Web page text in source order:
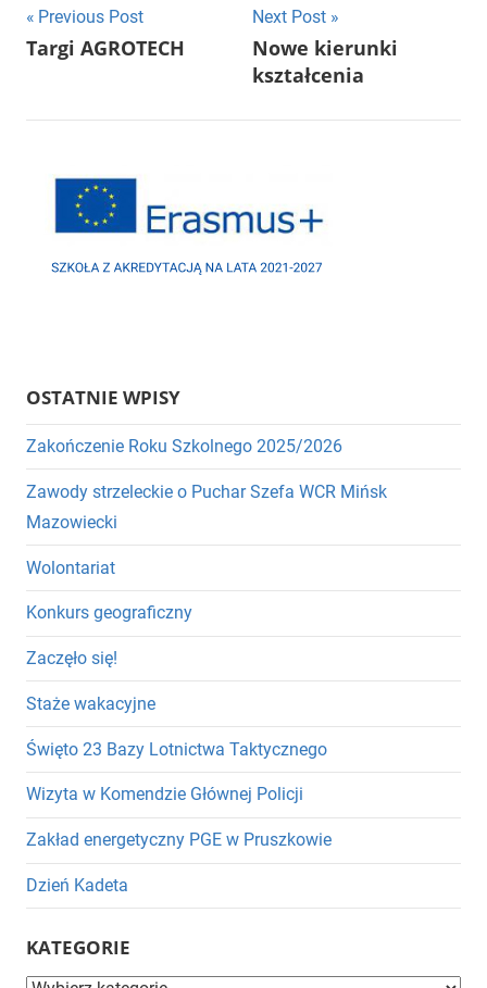
Nawigacja
wpisu
Previous Post
Targi AGROTECH
Next Post
Nowe kierunki
kształcenia
OSTATNIE WPISY
Zakończenie Roku Szkolnego 2025/2026
Zawody strzeleckie o Puchar Szefa WCR Mińsk
Mazowiecki
Wolontariat
Konkurs geograficzny
Zaczęło się!
Staże wakacyjne
Święto 23 Bazy Lotnictwa Taktycznego
Wizyta w Komendzie Głównej Policji
Zakład energetyczny PGE w Pruszkowie
Dzień Kadeta
KATEGORIE